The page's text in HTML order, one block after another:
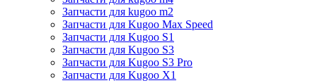
Запчасти для kugoo m2
Запчасти для Kugoo Max Speed
Запчасти для Kugoo S1
Запчасти для Kugoo S3
Запчасти для Kugoo S3 Pro
Запчасти для Kugoo X1